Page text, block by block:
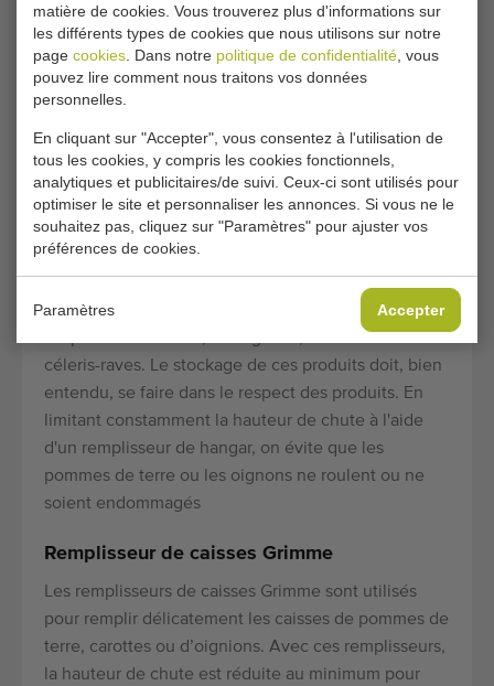
matière de cookies. Vous trouverez plus d'informations sur
les différents types de cookies que nous utilisons sur notre
page cookies . Dans notre politique de confidentialité , vous
pouvez lire comment nous traitons vos données
personnelles.
En cliquant sur "Accepter", vous consentez à l'utilisation de
tous les cookies, y compris les cookies fonctionnels,
analytiques et publicitaires/de suivi. Ceux-ci sont utilisés pour
optimiser le site et personnaliser les annonces. Si vous ne le
souhaitez pas, cliquez sur "Paramètres" pour ajuster vos
préférences de cookies.
Paramètres Accepter
également être placées en angle l'une par rapport à
l'autre. Les bandes duo télescopiques deviennent
ainsi le maillon flexible de la chaîne de stockage.
réception peut rester à un endroit, alors que le
remplissage du hangar doit être déplacé
régulièrement.
Remplisseur de hangar Grimme
pour le stockage des cultures agricoles telles que
céleris-raves. Le stockage de ces produits doit, bien
entendu, se faire dans le respect des produits. En
limitant constamment la hauteur de chute à l'aide
d'un remplisseur de hangar, on évite que les
pommes de terre ou les oignons ne roulent ou ne
soient endommagés
Remplisseur de caisses Grimme
Les remplisseurs de caisses Grimme sont utilisés
pour remplir délicatement les caisses de pommes de
terre, carottes ou d’oignions. Avec ces remplisseurs,
la hauteur de chute est réduite au minimum pour